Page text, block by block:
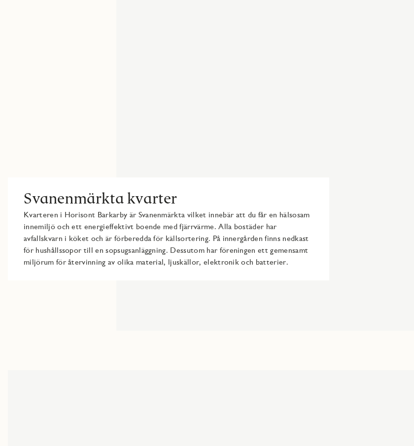
Svanenmärkta kvarter
Kvarteren i Horisont Barkarby är Svanenmärkta vilket innebär att du får en hälsosam
innemiljö och ett energieffektivt boende med fjärrvärme. Alla bostäder har
avfallskvarn i köket och är förberedda för källsortering. På innergården finns nedkast
för hushållssopor till en sopsugsanläggning. Dessutom har föreningen ett gemensamt
miljörum för återvinning av olika material, ljuskällor, elektronik och batterier.